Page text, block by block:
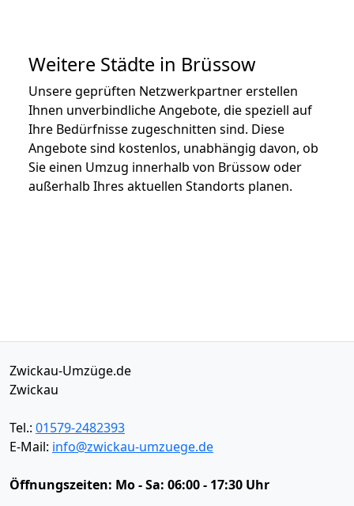
Weitere Städte in Brüssow
Unsere geprüften Netzwerkpartner erstellen
Ihnen unverbindliche Angebote, die speziell auf
Ihre Bedürfnisse zugeschnitten sind. Diese
Angebote sind kostenlos, unabhängig davon, ob
Sie einen Umzug innerhalb von Brüssow oder
außerhalb Ihres aktuellen Standorts planen.
Zwickau-Umzüge.de
Zwickau
Tel.: 01579-2482393
E-Mail: info@zwickau-umzuege.de
Öffnungszeiten: Mo - Sa: 06:00 - 17:30 Uhr